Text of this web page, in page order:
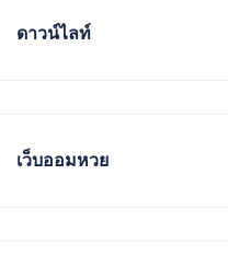
ดาวน์ไลท์
เว็บออมหวย